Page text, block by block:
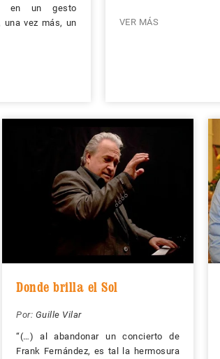
en un gesto
una vez más, un
VER MÁS
Donde brilla el Sol
Por: Guille Vilar
“(…) al abandonar un concierto de
Frank Fernández, es tal la hermosura